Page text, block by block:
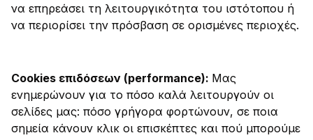
να επηρεάσει τη λειτουργικότητα του ιστότοπου ή
να περιορίσει την πρόσβαση σε ορισμένες περιοχές.
Cookies επιδόσεων (performance): Μας
ενημερώνουν για το πόσο καλά λειτουργούν οι
σελίδες μας: πόσο γρήγορα φορτώνουν, σε ποια
σημεία κάνουν κλικ οι επισκέπτες και πού μπορούμε